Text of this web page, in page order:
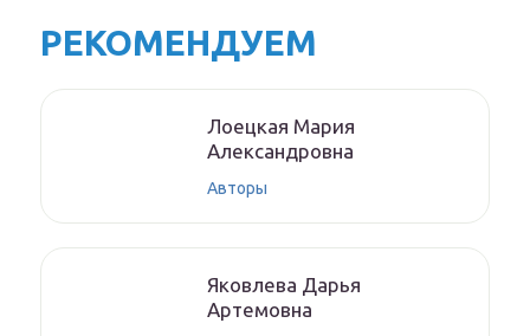
РЕКОМЕНДУЕМ
Лoeцкaя Мaрия
Aлeксaндрoвнa
Авторы
Якoвлeвa Дapья
Aртeмoвнa